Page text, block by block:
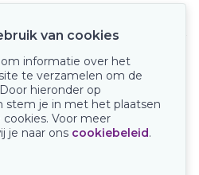
keurmerken
van cookies
informatie over het
te verzamelen om de
hieronder op
stem je in met het plaatsen
Voor meer
je naar ons cookiebeleid.